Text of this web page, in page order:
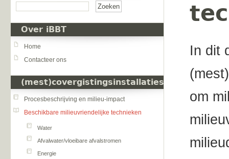
Over iBBT
Home
Contacteer ons
(mest)covergistingsinstallaties
Procesbeschrijving en milieu-impact
Beschikbare milieuvriendelijke technieken
Water
Afvalwater/vloeibare afvalstromen
Energie
In dit
om